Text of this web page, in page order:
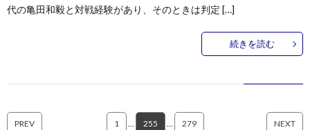
代の亀田和毅と対戦経験があり、そのときは判定 […]
続きを読む
PREV 1 … 255 … 279 NEXT